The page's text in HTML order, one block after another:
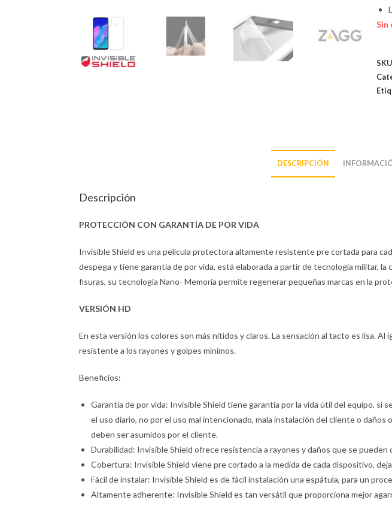
Sin
DESCRIPCIÓN
Descripción
PROTECCIÓN CON GARANTÍA DE POR VIDA
Invisible Shield es una película protectora altamente resistente pre cortada para
despega y tiene garantía de por vida, está elaborada a partir de tecnología militar,
fisuras, su tecnología Nano- Memoria permite regenerar pequeñas marcas en la
VERSIÓN HD
En esta versión los colores son más nítidos y claros. La sensación al tacto es lisa.
resistente a los rayones y golpes mínimos.
Beneficios:
Garantía de por vida: Invisible Shield tiene garantía por la vida útil del equipo, si
el uso diario, no por el uso mal intencionado, mala instalación del cliente o
deben ser asumidos por el cliente.
Durabilidad: Invisible Shield ofrece resistencia a rayones y daños que se pueden
Cobertura: Invisible Shield viene pre cortado a la medida de cada dispositivo,
Fácil de instalar: Invisible Shield es de fácil instalación una espátula, para un
Altamente adherente: Invisible Shield es tan versátil que proporciona mejor